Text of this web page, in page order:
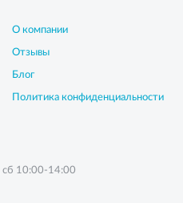
О компании
Отзывы
Блог
Политика конфиденциальности
сб 10:00-14:00